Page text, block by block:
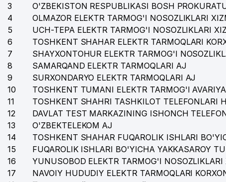
3
O'ZBEKISTON RESPUBLIKASI BOSH
4
OLMAZOR ELEKTR TARMOG'I NOSOZLIKLARI
5
UCH-TEPA ELEKTR TARMOG'I NOSOZLIKLARI
6
TOSHKENT SHAHAR ELEKTR TARMOQLARI
7
SHAYXONTOHUR ELEKTR TARMOG'I
8
SAMARQAND ELEKTR TARMOQLARI AJ
9
SURXONDARYO ELEKTR TARMOQLARI AJ
10
TOSHKENT TUMANI ELEKTR TARMOG'I
11
TOSHKENT SHAHRI TASHKILOT TELEFONLARI
12
DAVLAT TEST MARKAZINING ISHONCH
13
O'ZBEKTELEKOM AJ
14
TOSHKENT SHAHAR FUQAROLIK ISHLARI
15
FUQAROLIK ISHLARI BO'YICHA YAKKASAROY
16
YUNUSOBOD ELEKTR TARMOG'I
17
NAVOIY HUDUDIY ELEKTR TARMOQLARI